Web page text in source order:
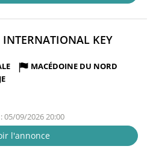
KEY
MACÉDOINE DU NORD
09/2026 20:00
l'annonce